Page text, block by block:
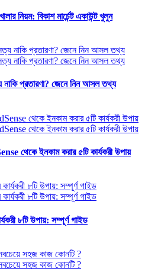
নিয়ম: বিকাশ মার্চেন্ট একাউন্ট খুলুন
নাকি প্রতারণা? জেনে নিন আসল তথ্য
থেকে ইনকাম করার ৫টি কার্যকরী উপায়
৮টি উপায়: সম্পূর্ণ গাইড